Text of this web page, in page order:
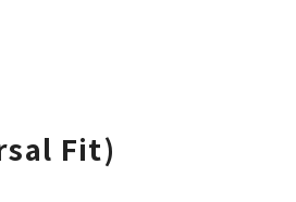
Fit)